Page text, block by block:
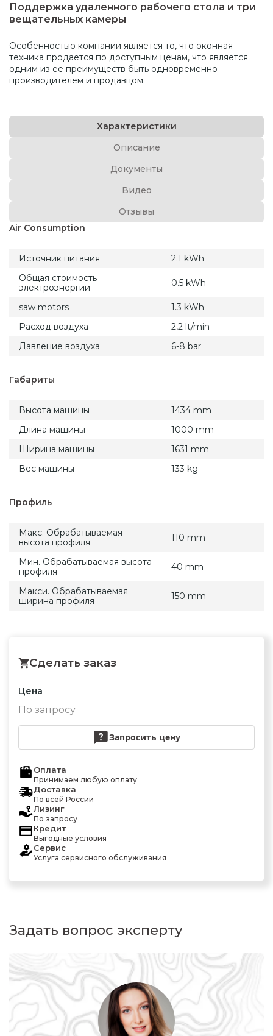
Поддержка удаленного рабочего стола и три
вещательных камеры
Особенностью компании является то, что оконная
техника продается по доступным ценам, что является
одним из ее преимуществ быть одновременно
производителем и продавцом.
Характеристики
Описание
Документы
Видео
Отзывы
Air Consumption
Источник питания
2.1 kWh
Общая стоимость
электроэнергии
0.5 kWh
saw motors
1.3 kWh
Расход воздуха
2,2 lt/min
Давление воздуха
6-8 bar
Габариты
Высота машины
1434 mm
Длина машины
1000 mm
Ширина машины
1631 mm
Вес машины
133 kg
Профиль
Макс. Обрабатываемая
высота профиля
110 mm
Мин. Обрабатываемая высота
профиля
40 mm
Макси. Обрабатываемая
ширина профиля
150 mm
Сделать заказ
Цена
По запросу
Запросить цену
Оплата
Принимаем любую оплату
Доставка
По всей России
Лизинг
По запросу
Кредит
Выгодные условия
Сервис
Услуга сервисного обслуживания
Задать вопрос эксперту